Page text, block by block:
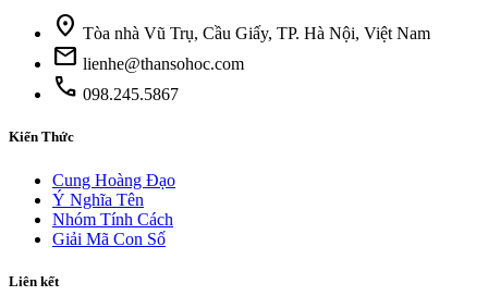
location_on Tòa nhà Vũ Trụ, Cầu Giấy, TP. Hà Nội, Việt Nam
mail lienhe@thansohoc.com
phone 098.245.5867
Kiến Thức
Cung Hoàng Đạo
Ý Nghĩa Tên
Nhóm Tính Cách
Giải Mã Con Số
Liên kết